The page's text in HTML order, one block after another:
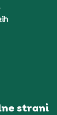
strani